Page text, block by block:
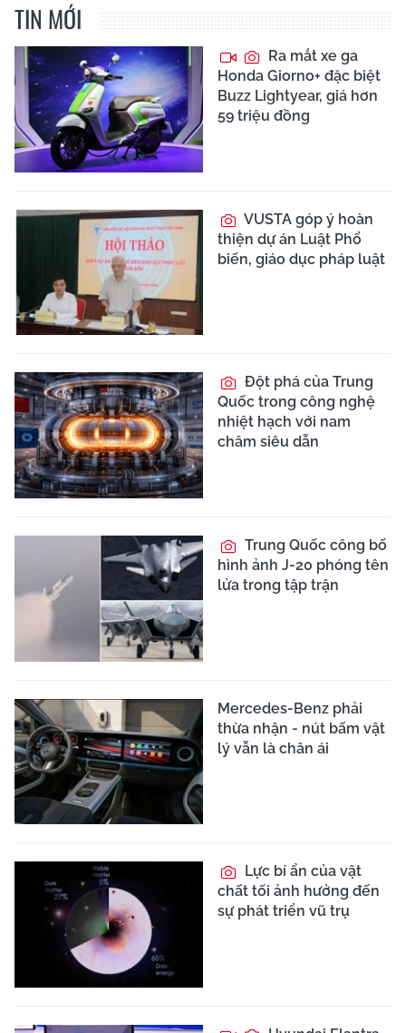
TIN MỚI
Ra mắt xe ga
Honda Giorno+ đặc biệt
Buzz Lightyear, giá hơn
59 triệu đồng
VUSTA góp ý hoàn
thiện dự án Luật Phổ
biến, giáo dục pháp luật
Đột phá của Trung
Quốc trong công nghệ
nhiệt hạch với nam
châm siêu dẫn
Trung Quốc công bố
hình ảnh J-20 phóng tên
lửa trong tập trận
Mercedes-Benz phải
thừa nhận - nút bấm vật
lý vẫn là chân ái
Lực bí ẩn của vật
chất tối ảnh hưởng đến
sự phát triển vũ trụ